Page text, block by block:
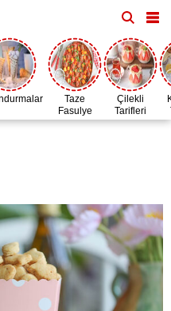
Taze
Fasulye
Zamanı
Çilekli
Tarifleri